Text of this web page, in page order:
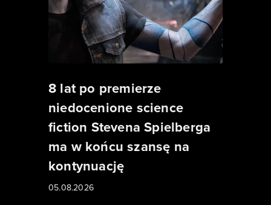
8 lat po premierze
niedocenione science
fiction Stevena Spielberga
ma w końcu szansę na
kontynuację
05.08.2026